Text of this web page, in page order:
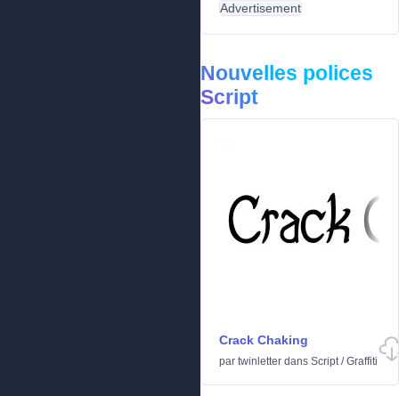
Advertisement
Nouvelles polices
Script
Crack Chaking
par twinletter dans Script/Graffiti